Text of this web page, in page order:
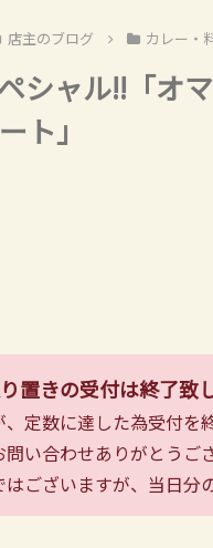
店主のブログ カレー・
シャル!!「オ
ト」
置きの受付は終了致
定数に達した為受付を
い合わせありがとうご
ございますが、当日分